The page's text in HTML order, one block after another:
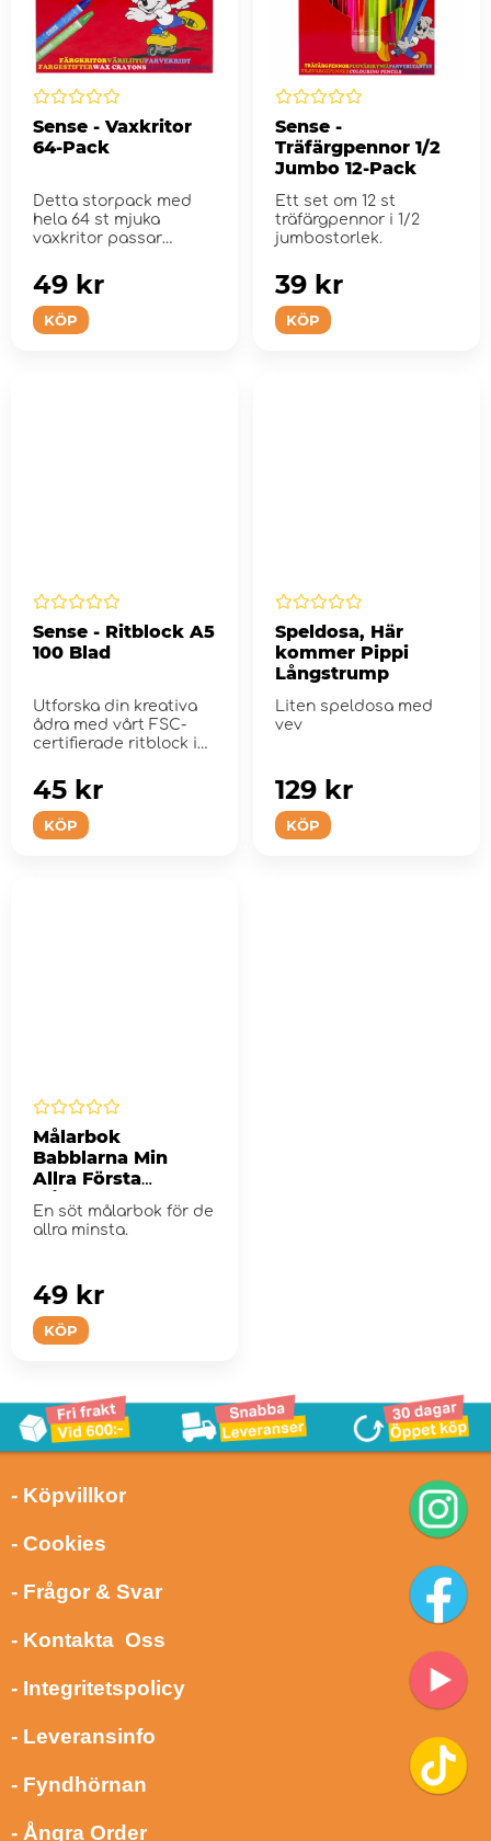
Sense - Vaxkritor
64-Pack
Detta storpack med
hela 64 st mjuka
vaxkritor passar
l&#...
KÖP
49 kr
Sense -
Träfärgpennor 1/2
Jumbo 12-Pack
Ett set om 12 st
träfärgpennor i 1/2
jumbostorlek.
KÖP
39 kr
Sense - Ritblock A5
100 Blad
Utforska din kreativa
ådra med vårt FSC-
certifierade ritblock i
KÖP
45 kr
Speldosa, Här
kommer Pippi
Långstrump
Liten speldosa med
vev
KÖP
129 kr
Målarbok
Babblarna Min
Allra Första
Målarbok
En söt målarbok för de
allra minsta.
KÖP
49 kr
- Köpvillkor
- Cookies
- Frågor & Svar
- Kontakta Oss
- Integritetspolicy
- Leveransinfo
- Fyndhörnan
- Ångra Order